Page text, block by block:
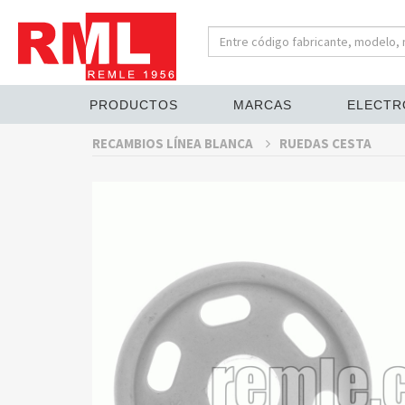
PRODUCTOS MARCAS
RECAMBIOS LÍNEA BLANCA RUEDAS CESTA